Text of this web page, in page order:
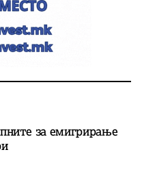
за емигрирање